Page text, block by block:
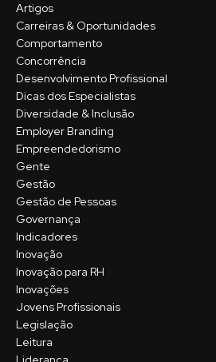
Artigos
Carreiras & Oportunidades
Comportamento
Concorrência
Desenvolvimento Profissional
Dicas dos Especialistas
Diversidade & Inclusão
Employer Branding
Empreendedorismo
Gente
Gestão
Gestão de Pessoas
Governança
Indicadores
Inovação
Inovação para RH
Inovações
Jovens Profissionais
Legislação
Leitura